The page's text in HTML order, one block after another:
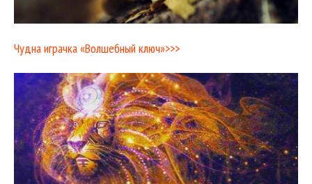
Чудна играчка «Волшебный ключ»>>>